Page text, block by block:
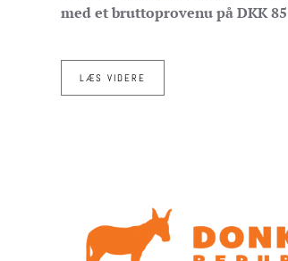
med et bruttoprovenu på DKK
LÆS VIDERE